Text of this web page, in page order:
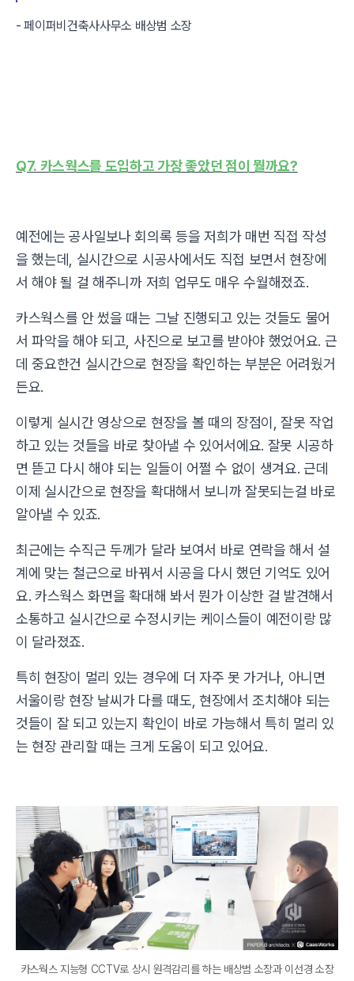
- 페이퍼비건축사사무소 배상범 소장
Q7. 카스웍스를 도입하고 가장 좋았던 점이 뭘까요?
예전에는 공사일보나 회의록 등을 저희가 매번 직접 작성
을 했는데, 실시간으로 시공사에서도 직접 보면서 현장에
서 해야 될 걸 해주니까 저희 업무도 매우 수월해졌죠.
카스웍스를 안 썼을 때는 그날 진행되고 있는 것들도 물어
서 파악을 해야 되고, 사진으로 보고를 받아야 했었어요. 근
데 중요한건 실시간으로 현장을 확인하는 부분은 어려웠거
든요.
이렇게 실시간 영상으로 현장을 볼 때의 장점이, 잘못 작업
하고 있는 것들을 바로 찾아낼 수 있어서에요. 잘못 시공하
면 뜯고 다시 해야 되는 일들이 어쩔 수 없이 생겨요. 근데
이제 실시간으로 현장을 확대해서 보니까 잘못되는걸 바로
알아낼 수 있죠.
최근에는 수직근 두께가 달라 보여서 바로 연락을 해서 설
계에 맞는 철근으로 바꿔서 시공을 다시 했던 기억도 있어
요. 카스웍스 화면을 확대해 봐서 뭔가 이상한 걸 발견해서
소통하고 실시간으로 수정시키는 케이스들이 예전이랑 많
이 달라졌죠.
특히 현장이 멀리 있는 경우에 더 자주 못 가거나, 아니면
서울이랑 현장 날씨가 다를 때도, 현장에서 조치해야 되는
것들이 잘 되고 있는지 확인이 바로 가능해서 특히 멀리 있
는 현장 관리할 때는 크게 도움이 되고 있어요.
카스웍스 지능형 CCTV로 상시 원격감리를 하는 배상범 소장과 이선경 소장